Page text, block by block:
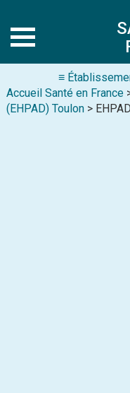
≡
Accueil Santé en France
(EHPAD) Toulon >